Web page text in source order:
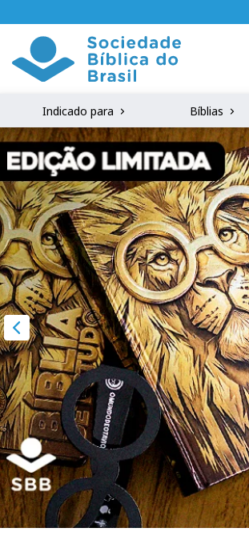
Indicado para Bíblias